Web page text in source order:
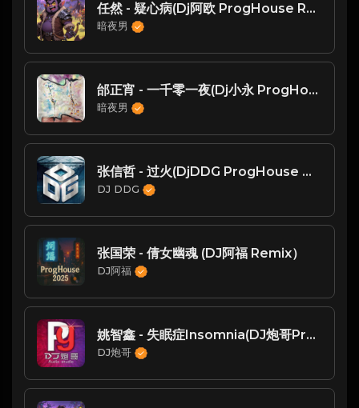
任然 - 疑心病(Dj阿欧 ProgHouse Rmx 2023 v2)
暗夜男
邰正宵 - 一千零一夜(Dj小永 ProgHouse Rmx 2025 无心睡眠鼓) -
暗夜男
张信哲 - 过火(DjDDG ProgHouse Mix)
DJ DDG
张国荣 - 倩女幽魂 (DJ阿福 Remix）
DJ阿福
姚智鑫 - 失眠症Insomnia(DJ炮哥ProgHouseRmx2020)
DJ炮哥